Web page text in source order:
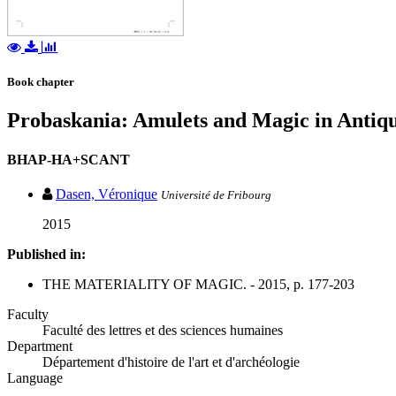
Book chapter
Probaskania: Amulets and Magic in
BHAP-HA+SCANT
Dasen, Véronique Université de Fribourg
2015
Published in:
THE MATERIALITY OF MAGIC. - 2015, p. 177-203
Faculty
Faculté des lettres et des sciences humaines
Department
Département d'histoire de l'art et d'archéologie
Language